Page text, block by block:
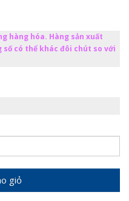
hàng hóa. Hàng sản xuất
có thể khác đôi chút so với
giỏ